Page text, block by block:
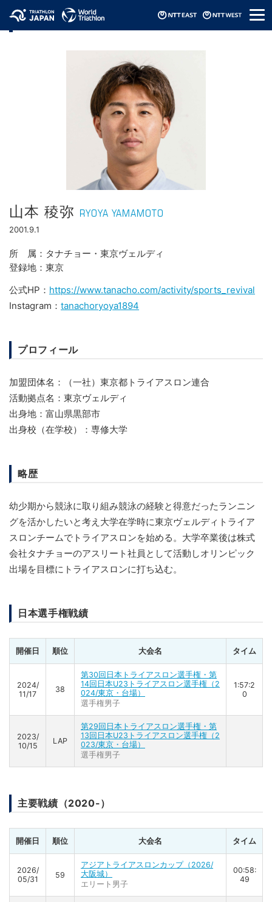
メ
ニ
選手情報
山本 稜弥 RYOYA YAMAMOTO
2001.9.1
所属
タナチョー・東京ヴェルディ
登録地
東京
公式HP： https://www.tanacho.com/activity/sports_revival
Instagram： tanachoryoya1894
プロフィール
加盟団体名：（一社）東京都トライアスロン連合
活動拠点名：東京ヴェルディ
出身地：富山県黒部市
出身校（在学校）：専修大学
略歴
幼少期から競泳に取り組み競泳の経験と得意だったランニン
グを活かしたいと考え大学在学時に東京ヴェルディトライア
スロンチームでトライアスロンを始める。大学卒業後は株式
会社タナチョーのアスリート社員として活動しオリンピック
出場を目標にトライアスロンに打ち込む。
日本選手権戦績
開催日 順位 大会名 タイム
2024/
11/17
38
第30回日本トライアスロン選手権・第
14回日本U23トライアスロン選手権（2
024/東京・台場）
選手権男子
1:57:2
0
2023/
10/15
LAP
第29回日本トライアスロン選手権・第
13回日本U23トライアスロン選手権（2
023/東京・台場）
選手権男子
主要戦績（2020-）
開催日 順位 大会名 タイム
2026/
05/31
59
アジアトライアスロンカップ（2026/
大阪城）
エリート男子
00:58:
49